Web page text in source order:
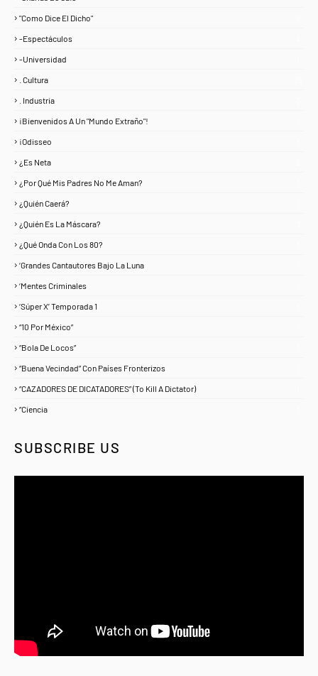
"Como Dice El Dicho"
-Espectáculos
-Universidad
. Cultura
. Industria
¡Bienvenidos A Un "Mundo Extraño"!
¡Odisseo
¿Es Neta
¿Por Qué Mis Padres No Me Aman?
¿Quién Caerá?
¿Quién Es La Máscara?
¿Qué Onda Con Los 80?
‘Grandes Cantautores Bajo La Luna
‘Mentes Criminales
‘Súper X’ Temporada 1
“10 Por México”
“Bola De Locos”
“Buena Vecindad” Con Países Fronterizos
“CAZADORES DE DICATADORES” (To Kill A Dictator)
“Ciencia
SUBSCRIBE US